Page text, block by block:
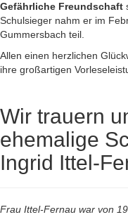
Gefährliche Freundschaft
Schulsieger nahm er im
Gummersbach teil.
Allen einen herzlichen
ihre großartigen
Wir trauern
ehemalige
Ingrid Ittel-
Frau Ittel-Fernau war von